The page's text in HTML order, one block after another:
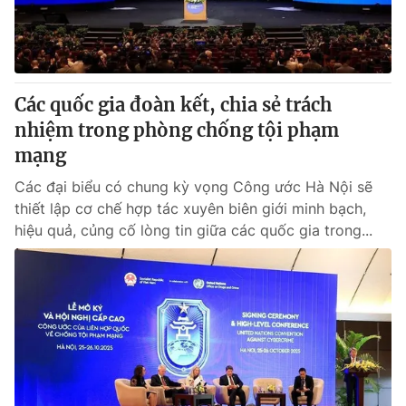
Cơ quan báo chí:
Thời báo VTV
Giấy phép hoạt động báo in và báo điện tử số 483/GP-BTTTT
cấp ngày 29/12/2023
Tổng Biên tập:
Phó Tổng Biên tập:
Nguyễn Thị Mỹ Hạnh, Phạm Quốc Thắng,
Nguyễn Trọng Ninh
Tổng đài VTV:
Ðiện thoại Thời báo VTV:024.66 897 897
Email:toasoan@vtv.vn
Liên hệ quảng cáo:024-7300.7108
Các quốc gia đoàn kết, chia sẻ trách
nhiệm trong phòng chống tội phạm
mạng
Các đại biểu có chung kỳ vọng Công ước Hà Nội sẽ
thiết lập cơ chế hợp tác xuyên biên giới minh bạch,
hiệu quả, củng cố lòng tin giữa các quốc gia trong...